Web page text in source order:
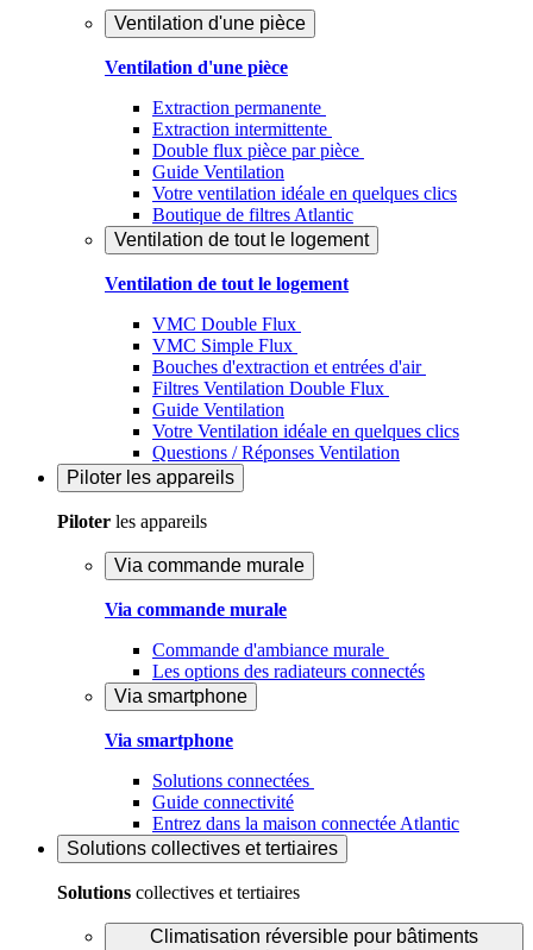
Ventilation d'une pièce
Ventilation d'une pièce
Extraction permanente
Extraction intermittente
Double flux pièce par pièce
Guide Ventilation
Votre ventilation idéale en quelques clics
Boutique de filtres Atlantic
Ventilation de tout le logement
Ventilation de tout le logement
VMC Double Flux
VMC Simple Flux
Bouches d'extraction et entrées d'air
Filtres Ventilation Double Flux
Guide Ventilation
Votre Ventilation idéale en quelques clics
Questions / Réponses Ventilation
Piloter les appareils
Piloter les appareils
Via commande murale
Via commande murale
Commande d'ambiance murale
Les options des radiateurs connectés
Via smartphone
Via smartphone
Solutions connectées
Guide connectivité
Entrez dans la maison connectée Atlantic
Solutions collectives et tertiaires
Solutions collectives et tertiaires
Climatisation réversible pour bâtiments